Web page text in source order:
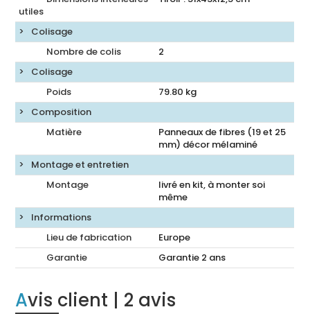
utiles
Colisage
Nombre de colis
2
Colisage
Poids
79.80 kg
Composition
Matière
Panneaux de fibres (19 et 25
mm) décor mélaminé
Montage et entretien
Montage
livré en kit, à monter soi
même
Informations
Lieu de fabrication
Europe
Garantie
Garantie 2 ans
Avis client | 2 avis